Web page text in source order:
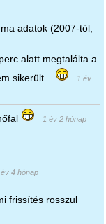
adatok (2007-től,
alatt megtalálta a
sikerült...
1 év
1 év 2 hónap
4 hónap
frissítés rosszul